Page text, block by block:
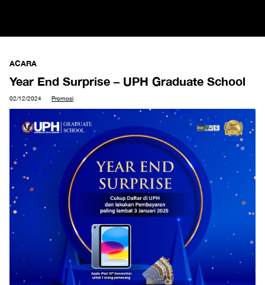
ACARA
Year End Surprise – UPH Graduate School
02/12/2024 Promosi